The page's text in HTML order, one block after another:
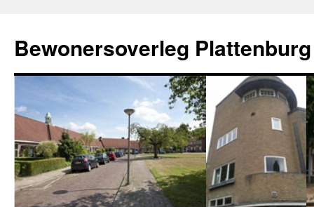
de
inhoud
Bewonersoverleg Plattenburg